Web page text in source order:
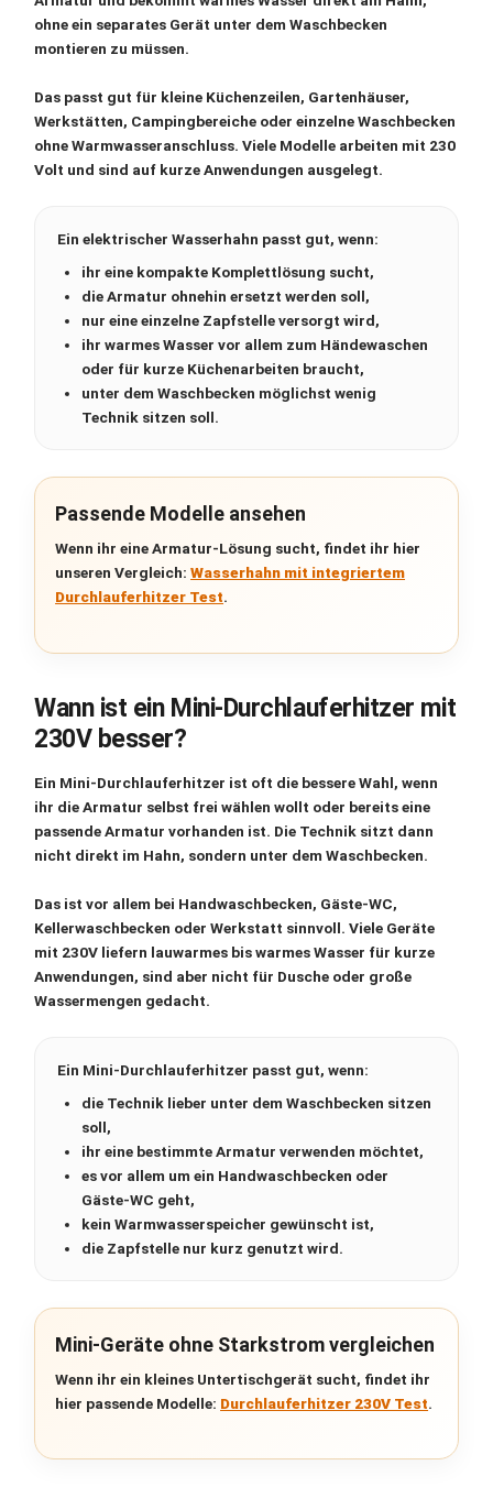
ohne ein separates Gerät unter dem Waschbecken
montieren zu müssen.
Das passt gut für kleine Küchenzeilen, Gartenhäuser,
Werkstätten, Campingbereiche oder einzelne Waschbecken
ohne Warmwasseranschluss. Viele Modelle arbeiten mit 230
Volt und sind auf kurze Anwendungen ausgelegt.
Ein elektrischer Wasserhahn passt gut, wenn:
ihr eine kompakte Komplettlösung sucht,
die Armatur ohnehin ersetzt werden soll,
nur eine einzelne Zapfstelle versorgt wird,
ihr warmes Wasser vor allem zum Händewaschen
oder für kurze Küchenarbeiten braucht,
unter dem Waschbecken möglichst wenig
Technik sitzen soll.
Passende Modelle ansehen
Wenn ihr eine Armatur-Lösung sucht, findet ihr hier
unseren Vergleich:Wasserhahn mit integriertem
Durchlauferhitzer Test.
Wann ist ein Mini-Durchlauferhitzer mit
230V besser?
Ein Mini-Durchlauferhitzer ist oft die bessere Wahl, wenn
ihr die Armatur selbst frei wählen wollt oder bereits eine
passende Armatur vorhanden ist. Die Technik sitzt dann
nicht direkt im Hahn, sondern unter dem Waschbecken.
Das ist vor allem bei Handwaschbecken, Gäste-WC,
Kellerwaschbecken oder Werkstatt sinnvoll. Viele Geräte
mit 230V liefern lauwarmes bis warmes Wasser für kurze
Anwendungen, sind aber nicht für Dusche oder große
Wassermengen gedacht.
Ein Mini-Durchlauferhitzer passt gut, wenn:
die Technik lieber unter dem Waschbecken sitzen
soll,
ihr eine bestimmte Armatur verwenden möchtet,
es vor allem um ein Handwaschbecken oder
Gäste-WC geht,
kein Warmwasserspeicher gewünscht ist,
die Zapfstelle nur kurz genutzt wird.
Mini-Geräte ohne Starkstrom vergleichen
Wenn ihr ein kleines Untertischgerät sucht, findet ihr
hier passende Modelle: Durchlauferhitzer 230V Test.